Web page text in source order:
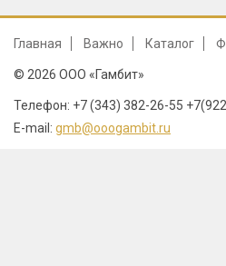
Главная Важно Каталог
© 2026 ООО «Гамбит»
Телефон: +7 (343) 382-26-55
E-mail: gmb@ooogambit.ru